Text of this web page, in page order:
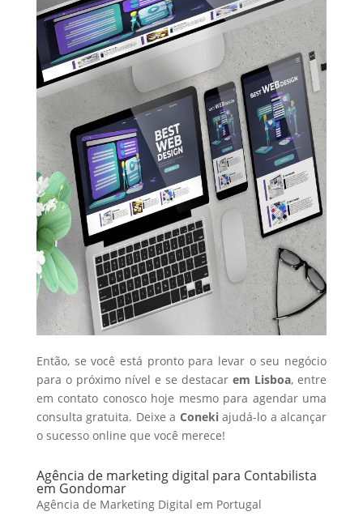
Então, se você está pronto para levar o seu negócio
para o próximo nível e se destacarem Lisboa, entre
em contato conosco hoje mesmo para agendar uma
consulta gratuita. Deixe a Conekiajudá-lo a alcançar
o sucesso online que você merece!
Agência de marketing digital para Contabilista
em Gondomar
Agência de Marketing Digital em Portugal